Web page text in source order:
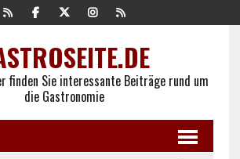
finden Sie interessante Beiträge rund um
die Gastronomie